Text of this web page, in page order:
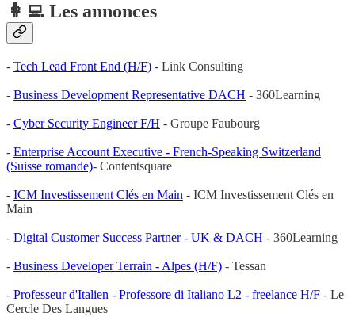
👩‍💻 Les annonces
- Tech Lead Front End (H/F) - Link Consulting
- Business Development Representative DACH - 360Learning
- Cyber Security Engineer F/H - Groupe Faubourg
- Enterprise Account Executive - French-Speaking Switzerland
(Suisse romande)- Contentsquare
- ICM Investissement Clés en Main - ICM Investissement Clés en
Main
- Digital Customer Success Partner - UK & DACH - 360Learning
- Business Developer Terrain - Alpes (H/F) - Tessan
- Professeur d'Italien - Professore di Italiano L2 - freelance H/F - Le
Cercle Des Langues